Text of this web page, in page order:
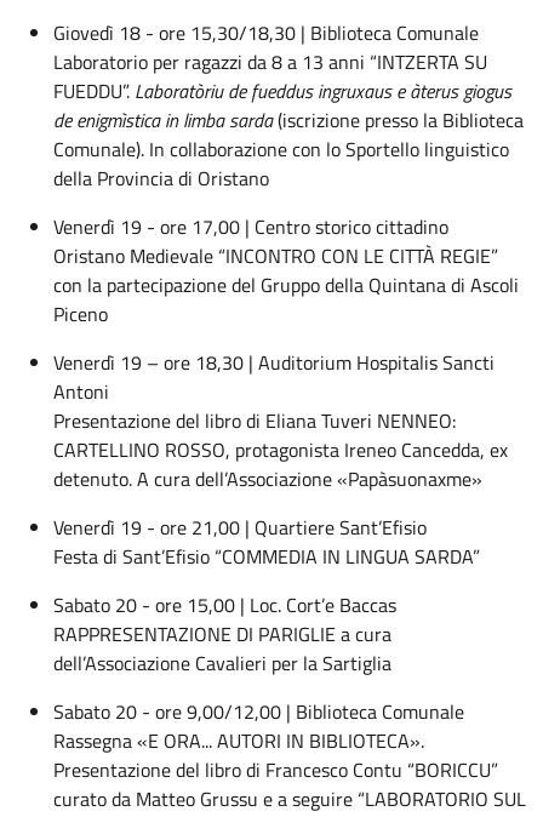
Giovedì 18 - ore 15,30/18,30 | Biblioteca Comunale
Laboratorio per ragazzi da 8 a 13 anni “INTZERTA SU
FUEDDU”. Laboratòriu de fueddus ingruxaus e àterus giogus
de enigmìstica in limba sarda(iscrizione presso la Biblioteca
Comunale). In collaborazione con lo Sportello linguistico
della Provincia di Oristano
Venerdì 19 - ore 17,00 | Centro storico cittadino
Oristano Medievale “INCONTRO CON LE CITTÀ REGIE”
con la partecipazione del Gruppo della Quintana di Ascoli
Piceno
Venerdì 19 – ore 18,30 | Auditorium Hospitalis Sancti
Antoni
Presentazione del libro di Eliana Tuveri NENNEO:
CARTELLINO ROSSO, protagonista Ireneo Cancedda, ex
detenuto. A cura dell’Associazione «Papàsuonaxme»
Venerdì 19 - ore 21,00 | Quartiere Sant’Efisio
Festa di Sant’Efisio “COMMEDIA IN LINGUA SARDA”
Sabato 20 - ore 15,00 | Loc. Cort’e Baccas
RAPPRESENTAZIONE DI PARIGLIE a cura
dell’Associazione Cavalieri per la Sartiglia
Sabato 20 - ore 9,00/12,00 | Biblioteca Comunale
Rassegna «E ORA... AUTORI IN BIBLIOTECA».
Presentazione del libro di Francesco Contu “BORICCU”
curato da Matteo Grussu e a seguire “LABORATORIO SUL